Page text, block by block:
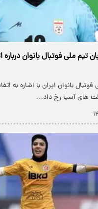
تیم ملی فوتبال بانوان
بانوان ایران با اشاره به
های آسیا رخ داد…